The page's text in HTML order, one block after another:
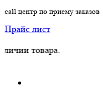
call центр по приему заказов
Прайс лист